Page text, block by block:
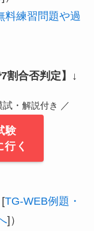
料練習問題や過
割合否判定】 ↓
・ 解説付き ／
験
く
TG-WEB例題・
]）